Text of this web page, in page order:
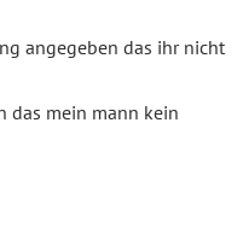
angegeben das ihr nicht
das mein mann kein